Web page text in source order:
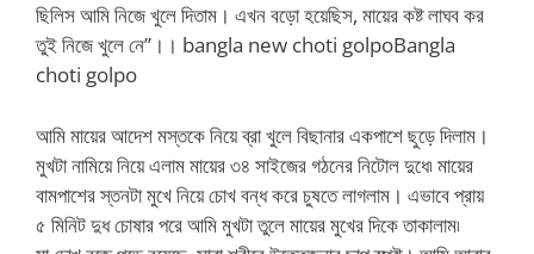
ছিলিস আমি নিজে খুলে দিতাম। এখন বড়ো হয়েছিস, মায়ের কষ্ট লাঘব কর
তুই নিজে খুলে নে”।। bangla new choti golpoBangla
choti golpo
আমি মায়ের আদেশ মস্তকে নিয়ে ব্রা খুলে বিছানার একপাশে ছুড়ে দিলাম।
মুখটা নামিয়ে নিয়ে এলাম মায়ের ৩৪ সাইজের গঠনের নিটোল দুধে৷ মায়ের
বামপাশের স্তনটা মুখে নিয়ে চোখ বন্ধ করে চুষতে লাগলাম। এভাবে প্রায়
৫ মিনিট দুধ চোষার পরে আমি মুখটা তুলে মায়ের মুখের দিকে তাকালাম৷